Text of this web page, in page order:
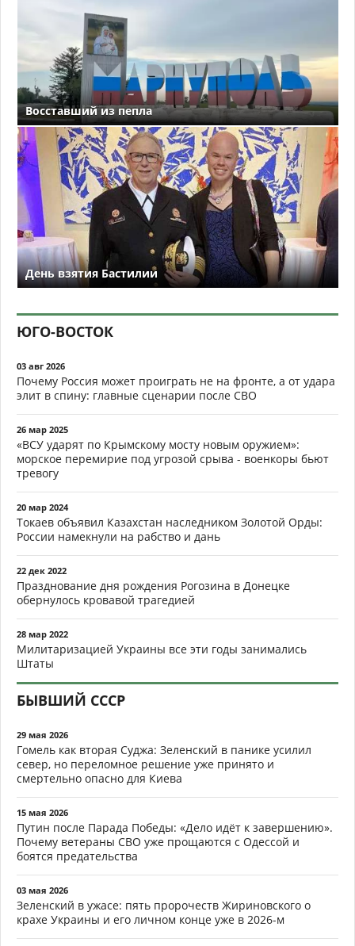
Восставший из пепла
День взятия Бастилии
ЮГО-ВОСТОК
03 авг 2026
Почему Россия может проиграть не на фронте, а от удара
элит в спину: главные сценарии после СВО
26 мар 2025
«ВСУ ударят по Крымскому мосту новым оружием»:
морское перемирие под угрозой срыва - военкоры бьют
тревогу
20 мар 2024
Токаев объявил Казахстан наследником Золотой Орды:
России намекнули на рабство и дань
22 дек 2022
Празднование дня рождения Рогозина в Донецке
обернулось кровавой трагедией
28 мар 2022
Милитаризацией Украины все эти годы занимались
Штаты
БЫВШИЙ СССР
29 мая 2026
Гомель как вторая Суджа: Зеленский в панике усилил
север, но переломное решение уже принято и
смертельно опасно для Киева
15 мая 2026
Путин после Парада Победы: «Дело идёт к завершению».
Почему ветераны СВО уже прощаются с Одессой и
боятся предательства
03 мая 2026
Зеленский в ужасе: пять пророчеств Жириновского о
крахе Украины и его личном конце уже в 2026-м